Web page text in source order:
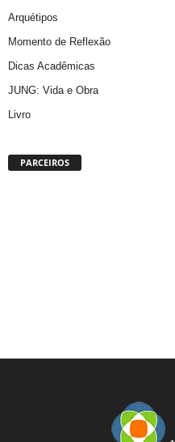
Arquétipos
Momento de Reflexão
Dicas Acadêmicas
JUNG: Vida e Obra
Livro
PARCEIROS